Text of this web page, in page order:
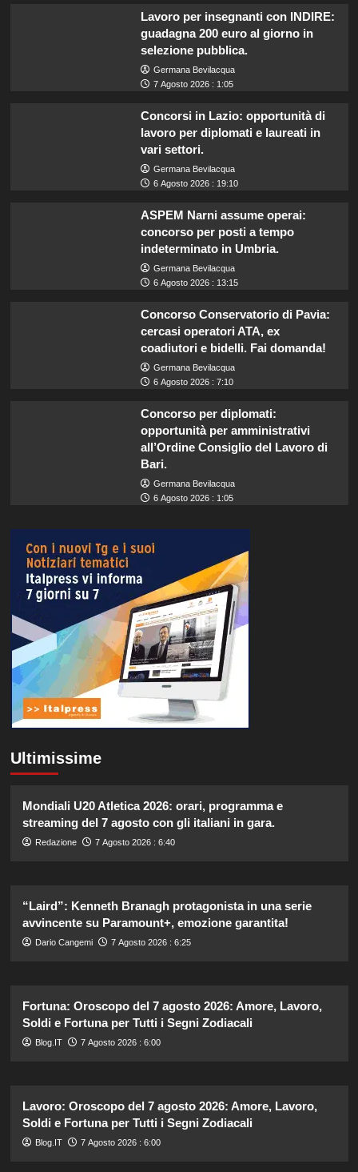
Lavoro per insegnanti con INDIRE:
guadagna 200 euro al giorno in
selezione pubblica.
Germana Bevilacqua
7 Agosto 2026 : 1:05
Concorsi in Lazio: opportunità di
lavoro per diplomati e laureati in
vari settori.
Germana Bevilacqua
6 Agosto 2026 : 19:10
ASPEM Narni assume operai:
concorso per posti a tempo
indeterminato in Umbria.
Germana Bevilacqua
6 Agosto 2026 : 13:15
Concorso Conservatorio di Pavia:
cercasi operatori ATA, ex
coadiutori e bidelli. Fai domanda!
Germana Bevilacqua
6 Agosto 2026 : 7:10
Concorso per diplomati:
opportunità per amministrativi
all’Ordine Consiglio del Lavoro di
Bari.
Germana Bevilacqua
6 Agosto 2026 : 1:05
Ultimissime
Mondiali U20 Atletica 2026: orari, programma e
streaming del 7 agosto con gli italiani in gara.
Redazione 7 Agosto 2026 : 6:40
“Laird”: Kenneth Branagh protagonista in una serie
avvincente su Paramount+, emozione garantita!
Dario Cangemi 7 Agosto 2026 : 6:25
Fortuna: Oroscopo del 7 agosto 2026: Amore, Lavoro,
Soldi e Fortuna per Tutti i Segni Zodiacali
Blog.IT 7 Agosto 2026 : 6:00
Lavoro: Oroscopo del 7 agosto 2026: Amore, Lavoro,
Soldi e Fortuna per Tutti i Segni Zodiacali
Blog.IT 7 Agosto 2026 : 6:00